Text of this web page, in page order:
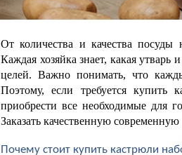
От количества и качества посуды
Каждая хозяйка знает, какая утварь
целей. Важно понимать, что
Поэтому, если требуется
приобрести все необходимые для
Заказать качественную
Почему стоит купить кастрюли